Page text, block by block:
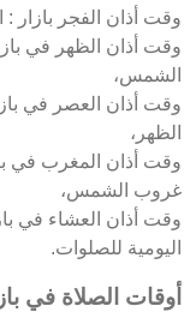
وقت أذان الفجر بازار :
وقت أذان الظهر في
الشمس،
وقت أذان العصر في
الظهر،
وقت أذان المغرب في
غروب الشمس،
وقت أذان العشاء في
اليومية للصلوات.
أوقات الصلاة في